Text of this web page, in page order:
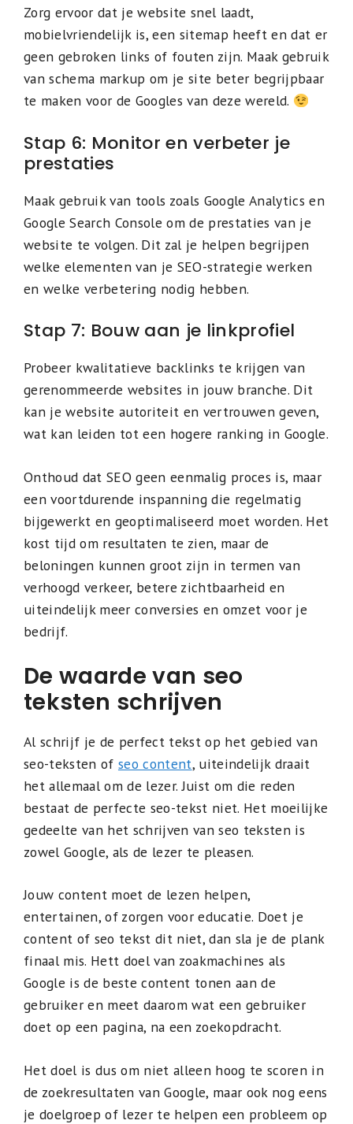
Zorg ervoor dat je website snel laadt,
mobielvriendelijk is, een sitemap heeft en dat er
geen gebroken links of fouten zijn. Maak gebruik
van schema markup om je site beter begrijpbaar
te maken voor de Googles van deze wereld.
Stap 6: Monitor en verbeter je
prestaties
Maak gebruik van tools zoals Google Analytics en
Google Search Console om de prestaties van je
website te volgen. Dit zal je helpen begrijpen
welke elementen van je SEO-strategie werken
en welke verbetering nodig hebben.
Stap 7: Bouw aan je linkprofiel
Probeer kwalitatieve backlinks te krijgen van
gerenommeerde websites in jouw branche. Dit
kan je website autoriteit en vertrouwen geven,
wat kan leiden tot een hogere ranking in Google.
Onthoud dat SEO geen eenmalig proces is, maar
een voortdurende inspanning die regelmatig
bijgewerkt en geoptimaliseerd moet worden. Het
kost tijd om resultaten te zien, maar de
beloningen kunnen groot zijn in termen van
verhoogd verkeer, betere zichtbaarheid en
uiteindelijk meer conversies en omzet voor je
bedrijf.
De waarde van seo
teksten schrijven
Al schrijf je de perfect tekst op het gebied van
seo-teksten of seo content, uiteindelijk draait
het allemaal om de lezer. Juist om die reden
bestaat de perfecte seo-tekst niet. Het moeilijke
gedeelte van het schrijven van seo teksten is
zowel Google, als de lezer te pleasen.
Jouw content moet de lezen helpen,
entertainen, of zorgen voor educatie. Doet je
content of seo tekst dit niet, dan sla je de plank
finaal mis. Hett doel van zoakmachines als
Google is de beste content tonen aan de
gebruiker en meet daarom wat een gebruiker
doet op een pagina, na een zoekopdracht.
Het doel is dus om niet alleen hoog te scoren in
de zoekresultaten van Google, maar ook nog eens
je doelgroep of lezer te helpen een probleem op